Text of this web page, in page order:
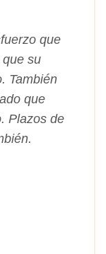
que
su
También
que
Plazos de